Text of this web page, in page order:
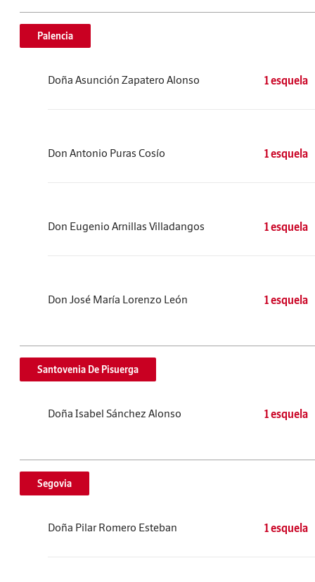
Palencia
Doña Asunción Zapatero Alonso 1 esquela
Don Antonio Puras Cosío 1 esquela
Don Eugenio Arnillas Villadangos 1 esquela
Don José María Lorenzo León 1 esquela
Santovenia De Pisuerga
Doña Isabel Sánchez Alonso 1 esquela
Segovia
Doña Pilar Romero Esteban 1 esquela